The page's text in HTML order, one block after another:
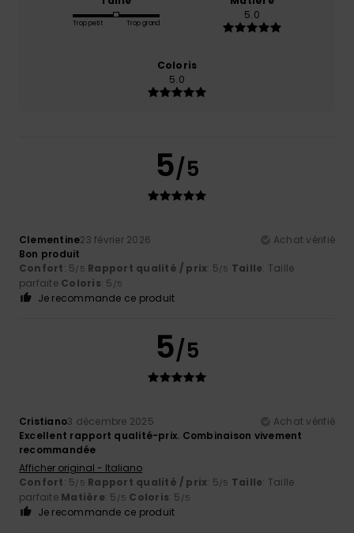
Trop petit Trop grand
5.0
Coloris
5.0
5/5
Clementine23 février 2026
Achat vérifié
Bon produit
Confort: 5/5 Rapport qualité / prix: 5/5 Taille: Taille
parfaite Coloris: 5 /5
Je recommande ce produit
5/5
Cristiano3 décembre 2025
Achat vérifié
Excellent rapport qualité-prix. Combinaison vivement
recommandée
Afficher original - Italiano
Confort: 5/5 Rapport qualité / prix: 5/5 Taille: Taille
parfaite Matière: 5 /5 Coloris: 5 /5
Je recommande ce produit